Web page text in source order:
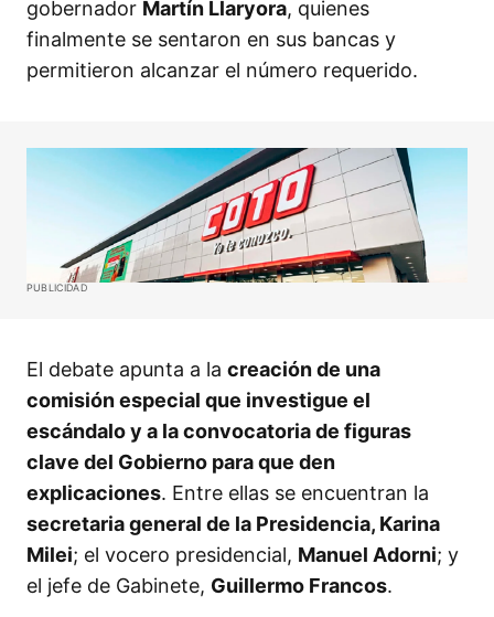
gobernador Martín Llaryora, quienes
finalmente se sentaron en sus bancas y
permitieron alcanzar el número requerido.
PUBLICIDAD
El debate apunta a la creación de una
comisión especial que investigue el
escándalo y a la convocatoria de figuras
clave del Gobierno para que den
explicaciones. Entre ellas se encuentran la
secretaria general de la Presidencia, Karina
Milei; el vocero presidencial, Manuel Adorni; y
el jefe de Gabinete, Guillermo Francos.